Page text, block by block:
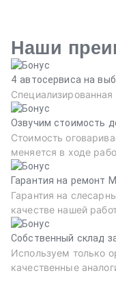
Наши
4 автосервиса на
Озвучим стоимость
Стоимость
меняется в ходе
Гарантия на ремонт
Гарантия на
качестве нашей
Собственный склад
Используем только
качественные